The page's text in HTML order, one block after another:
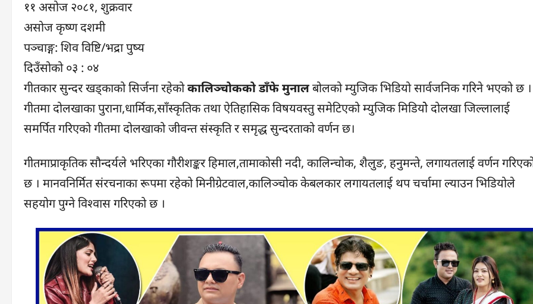
११ असोज २०८१, शुक्रवार
असोज कृष्ण दशमी
पञ्चाङ्ग: शिव विष्टि/भद्रा पुष्य
दिउँसोको ०३ : ०४
गीतकार सुन्दर खड्काको सिर्जना रहेकोकालिञ्चोकको डाँफे मुनालबोलको म्युजिक भिडियो सार्वजनिक गरिने भएको छ ।
गीतमा दोलखाका पुराना,धार्मिक,साँस्कृतिक तथा ऐतिहासिक विषयवस्तु समेटिएको म्युजिक मिडियोे दोलखा जिल्लालाई
समर्पित गरिएको गीतमा दोलखाको जीवन्त संस्कृति र समृद्ध सुन्दरताको वर्णन छ।
गीतमाप्राकृतिक सौन्दर्यले भरिएका गौरीशङ्कर हिमाल,तामाकोसी नदी, कालिन्चोक, शैलुङ, हनुमन्ते, लगायतलाई वर्णन
छ । मानवनिर्मित संरचनाका रूपमा रहेको मिनीग्रेटवाल,कालिञ्चोक केबलकार लगायतलाई थप चर्चामा ल्याउन भिडियोले
सहयोग पुग्ने विश्वास गरिएको छ ।